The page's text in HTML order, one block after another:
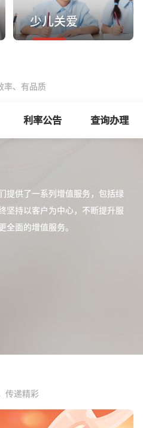
少儿关爱
率、有品质
提供了一系列增值服务，包括绿
坚持以客户为中心，不断提升服
全面的增值服务。
利率公告 查询办理
传递精彩